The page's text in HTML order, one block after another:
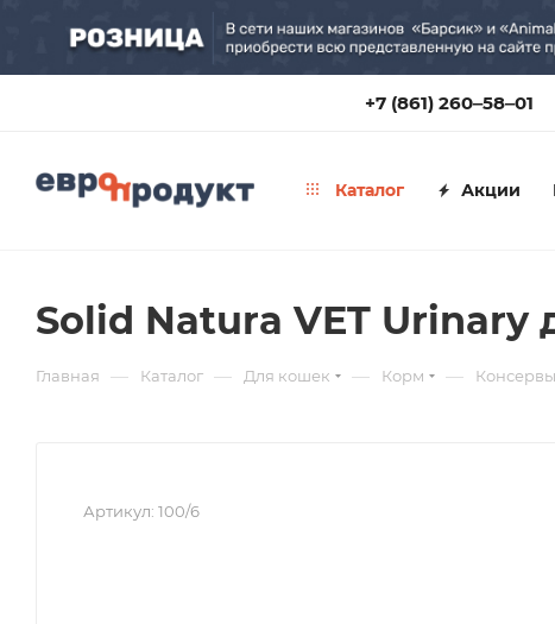
+7 (861) 260‒58‒01
Каталог Акции
Solid Natura VET
Главная — Каталог — Для кошек — Корм — Консервы
Артикул: 100/6